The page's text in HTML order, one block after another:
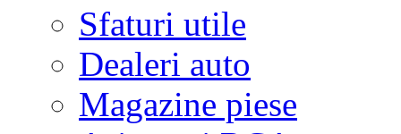
Sfaturi utile
Dealeri auto
Magazine piese